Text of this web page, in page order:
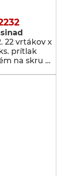
22 vrtákov x
prítlak
na skru …